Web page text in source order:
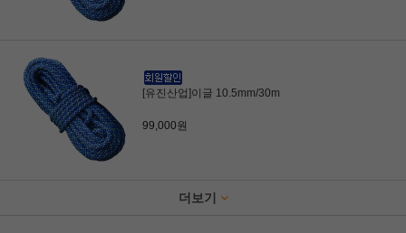
[유진산업]이글 10.5mm/30m
99,000원
더보기